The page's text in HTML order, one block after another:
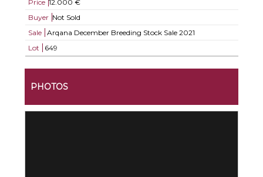
Price 12.000 €
Buyer Not Sold
Sale
Arqana December Breeding Stock Sale 2021
Lot
649
PHOTOS